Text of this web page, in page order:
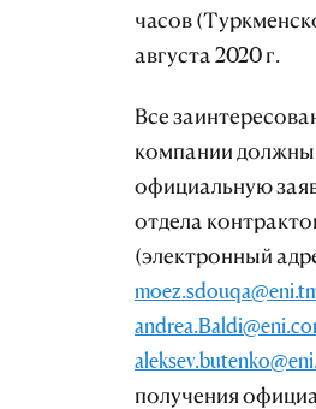
часов
августа 2020 г.
Все
компании должны
официальную
отдела
(электронный
получения